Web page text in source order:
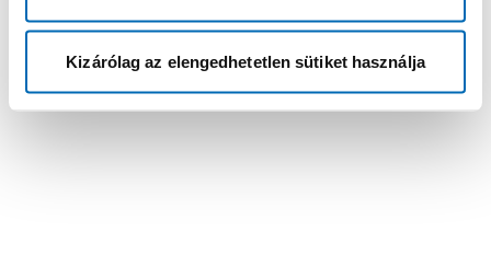
Kizárólag az elengedhetetlen sütiket használja